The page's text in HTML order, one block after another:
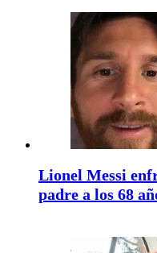
Lionel Messi
padre a los 68